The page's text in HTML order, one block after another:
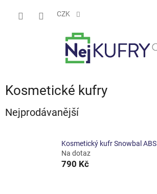
CZK
Kosmetické kufry
Nejprodávanější
Kosmetický kufr Snowbal ABS
Na dotaz
790 Kč